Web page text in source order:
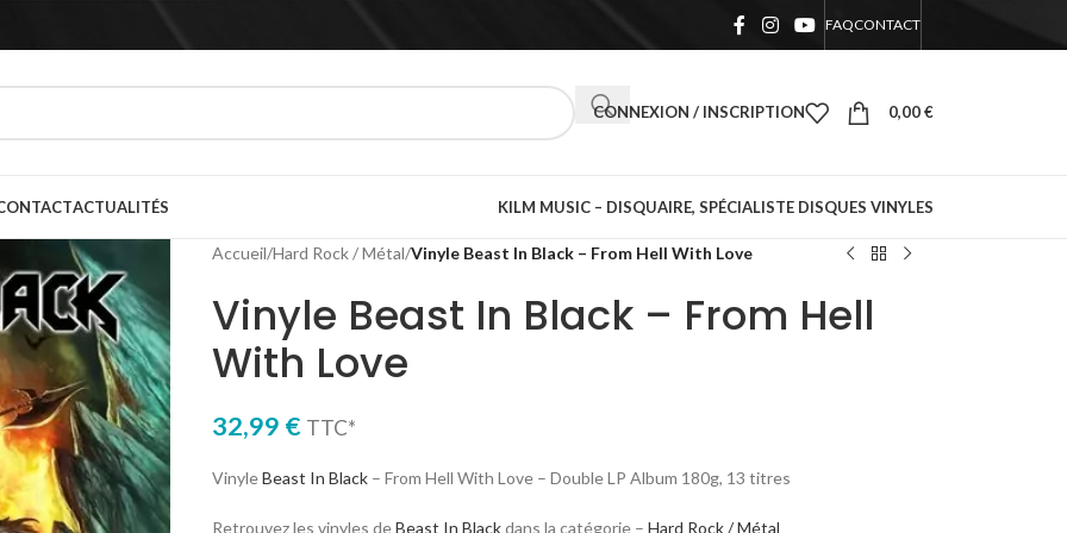
FAQCONTACT
CONNEXION / INSCRIPTION 0,00€
ACTUALITÉS KILM MUSIC – DISQUAIRE, SPÉCIALISTE DISQUES VINYLES
Accueil/Hard Rock / Métal/Vinyle Beast In Black – From Hell With Love
Vinyle Beast In Black – From Hell
With Love
32,99 € TTC*
VinyleBeast In Black– From Hell With Love – Double LP Album 180g, 13 titres
Retrouvez les vinyles deBeast In Blackdans la catégorie – Hard Rock / Métal